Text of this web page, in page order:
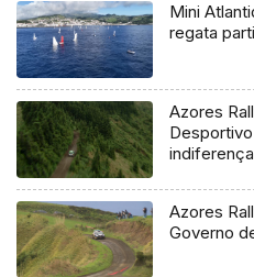
Mini
regata
Azores
Azores
Governo